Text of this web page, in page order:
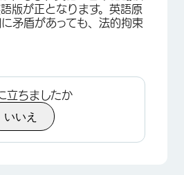
版が正となります。英語原
矛盾があっても、法的拘束
立ちましたか
いいえ